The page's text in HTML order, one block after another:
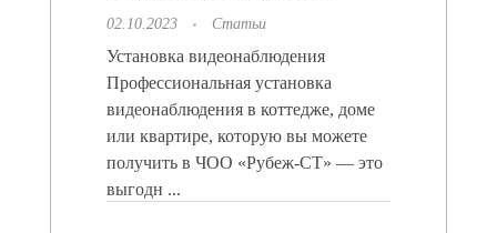
02.10.2023 Статьи
Установка видеонаблюдения
Профессиональная установка
видеонаблюдения в коттедже, доме
или квартире, которую вы можете
получить в ЧОО «Рубеж-СТ» — это
выгодн ...